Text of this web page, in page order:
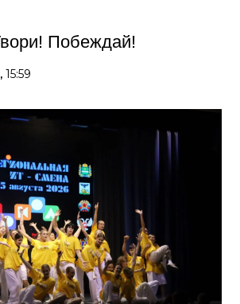
Побеждай!
15:59